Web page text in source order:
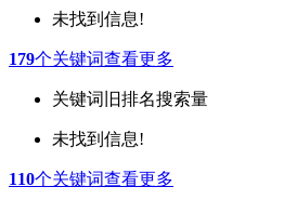
未找到信息!
179个关键词查看更多
关键词 旧排名搜索量
未找到信息!
110个关键词查看更多